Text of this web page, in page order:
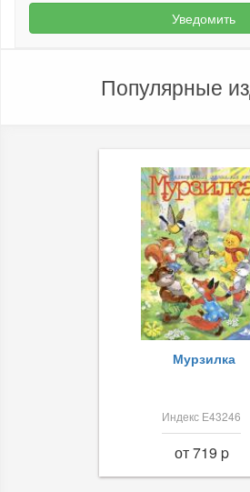
Уведомить
Популярные
Мурзилка
Индекс Е43246
от 719 p